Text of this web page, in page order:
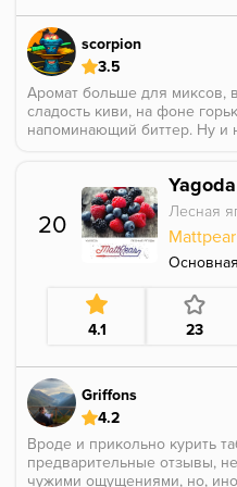
scorpion
3.5
Аромат больше для миксов,
сладость киви, на фоне
напоминающий биттер. Ну и
20
Yagoda
Лесная
Mattpear
Основная
4.1 23
Griffons
4.2
Вроде и прикольно курить
предварительные отзывы,
чужими ощущениями, но,